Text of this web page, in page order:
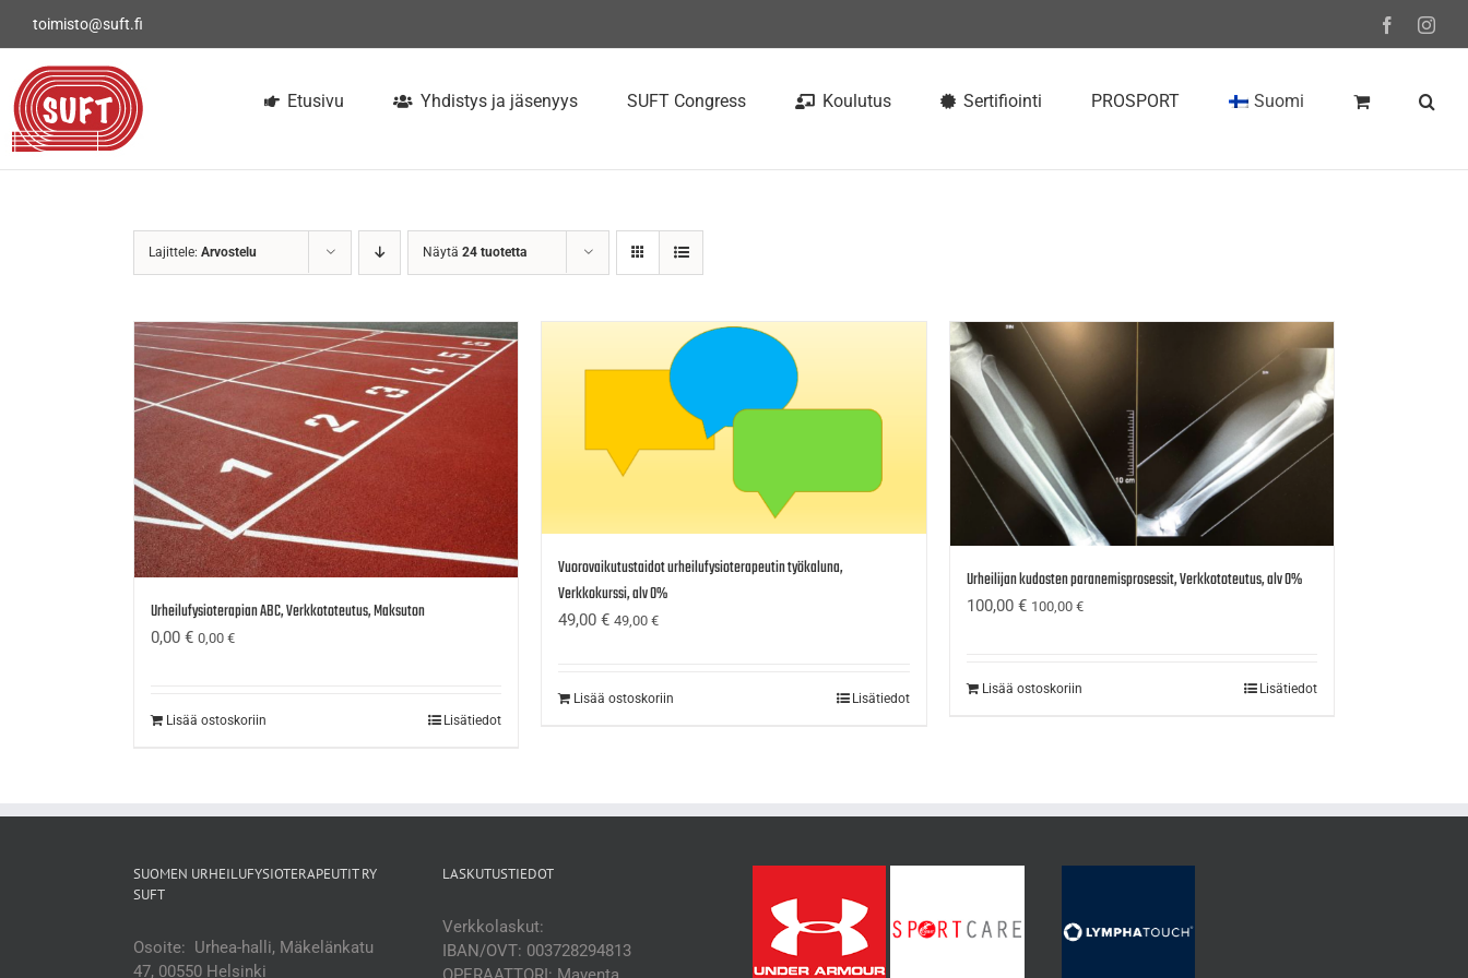
toimisto@suft.fi Facebook
Etusivu Yhdistys ja jäsenyys SUFT Congress Koulutus Sertifiointi PROSPORT Suomi
Lajittele: Arvostelu Näytä 24 tuotetta
Urheilufysioterapian ABC, Verkkototeutus, Maksuton
0,00 € 0,00 €
Lisää ostoskoriin Lisätiedot
Vuorovaikutustaidot urheilufysioterapeutin työkaluna,
Verkkokurssi, alv 0%
49,00€ 49,00€
Lisää ostoskoriin Lisätiedot
Urheilijan kudosten paranemisprosessit, Verkkototeutus, alv 0%
100,00 € 100,00 €
Lisää ostoskoriin Lisätiedot
SUOMEN URHEILUFYSIOTERAPEUTIT RY
SUFT
Osoite: Urhea-halli, Mäkelänkatu
47, 00550 Helsinki
LASKUTUSTIEDOT
Verkkolaskut:
IBAN/OVT: 003728294813